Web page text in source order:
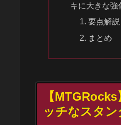
キに大きな強
要点解説
まとめ
【
ッチなスタン